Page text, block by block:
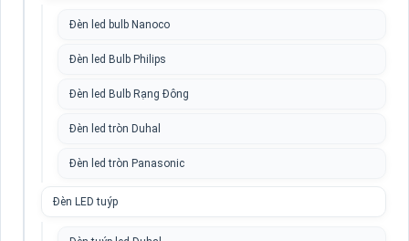
Đèn led bulb Nanoco
Đèn led Bulb Philips
Đèn led Bulb Rạng Đông
Đèn led tròn Duhal
Đèn led tròn Panasonic
Đèn LED tuýp